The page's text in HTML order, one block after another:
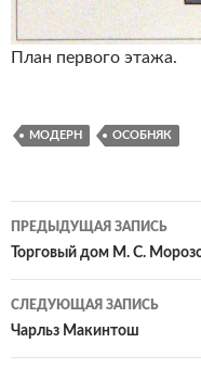
План первого этажа.
МОДЕРН ОСОБНЯК
Навигация
по
записям
ПРЕДЫДУЩАЯ ЗАПИСЬ
Торговый дом М. С.
СЛЕДУЮЩАЯ ЗАПИСЬ
Чарльз Макинтош